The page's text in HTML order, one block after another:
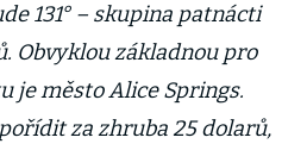
131° – skupina patnácti
Obvyklou základnou pro
je město Alice Springs.
za zhruba 25 dolarů,